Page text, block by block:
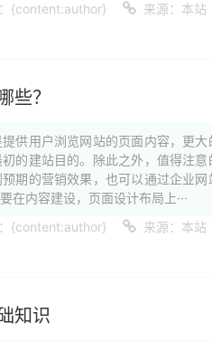
{content:author} 来源：本站
些？
供用户浏览网站的页面内容，更
的建站目的。除此之外，值得注意
期的营销效果，也可以通过企业
内容建设，页面设计布局上···
{content:author} 来源：本站
知识